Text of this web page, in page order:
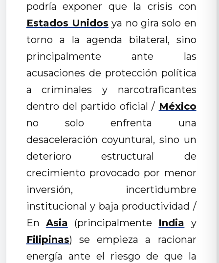
podría exponer que la crisis con
Estados Unidos ya no gira solo en
torno a la agenda bilateral, sino
principalmente ante las
acusaciones de protección política
a criminales y narcotraficantes
dentro del partido oficial / México
no solo enfrenta una
desaceleración coyuntural, sino un
deterioro estructural de
crecimiento provocado por menor
inversión, incertidumbre
institucional y baja productividad /
En Asia (principalmente India y
Filipinas) se empieza a racionar
energía ante el riesgo de que la